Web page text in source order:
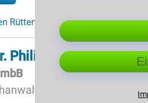
Rüttenscheid(24,78km)
Philipp Mels
für Gewerblichen